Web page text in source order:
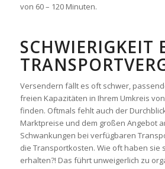
von 60 – 120 Minuten.
SCHWIERIGKEIT
Versendern fällt es oft schwer,
freien Kapazitäten in Ihrem Umkreis
finden. Oftmals fehlt auch der
Marktpreise und dem großen Angebot
Schwankungen bei verfügbaren
die Transportkosten. Wie oft haben sie
erhalten?! Das führt unweigerlich zu